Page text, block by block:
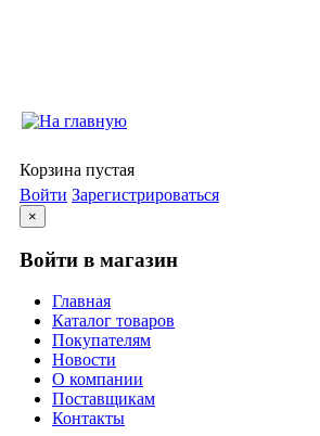
Корзина пустая
Войти Зарегистрироваться
×
Войти в магазин
Главная
Каталог товаров
Покупателям
Новости
О компании
Поставщикам
Контакты